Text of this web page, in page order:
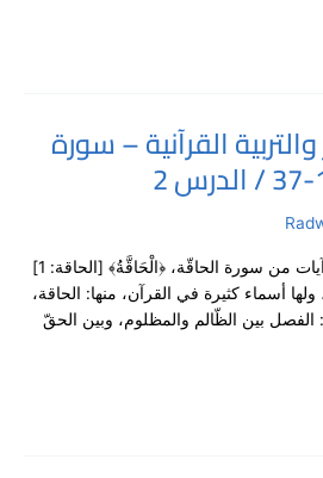
القرآنية – سورة
فنحن الآن في تفسير بعض آيات من سورة الحاقّة، ﴿الْحَاقَّةُ﴾ [الحاقة: 1]
أسماء كثيرة في القرآن، منها: الحاقة،
الفصل بين الظّالم والمظلوم، وبين الحقّ